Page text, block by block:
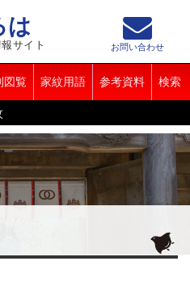
は
サイト
図覧 家紋用語 参考資料 検索
お問い合わせ